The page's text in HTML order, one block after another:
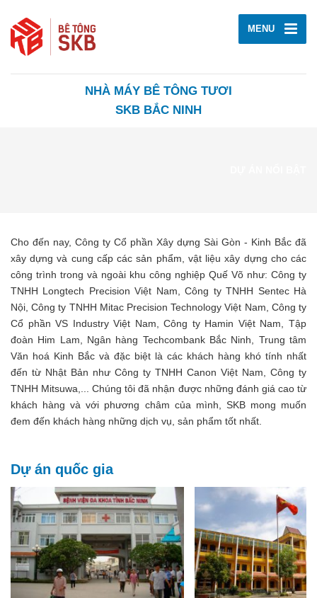
MENU
NHÀ MÁY BÊ TÔNG TƯƠI
SKB BẮC NINH
Cho đến nay, Công ty Cổ phần Xây dựng Sài Gòn - Kinh Bắc đã
xây dựng và cung cấp các sản phẩm, vật liệu xây dựng cho các
công trình trong và ngoài khu công nghiệp Quế Võ như: Công ty
TNHH Longtech Precision Việt Nam, Công ty TNHH Sentec Hà
Nội, Công ty TNHH Mitac Precision Technology Việt Nam, Công ty
Cổ phần VS Industry Việt Nam, Công ty Hamin Việt Nam, Tập
đoàn Him Lam, Ngân hàng Techcombank Bắc Ninh, Trung tâm
Văn hoá Kinh Bắc và đặc biệt là các khách hàng khó tính nhất
đến từ Nhật Bản như Công ty TNHH Canon Việt Nam, Công ty
TNHH Mitsuwa,... Chúng tôi đã nhận được những đánh giá cao từ
khách hàng và với phương châm của mình, SKB mong muốn
đem đến khách hàng những dịch vụ, sản phẩm tốt nhất.
Dự án quốc gia